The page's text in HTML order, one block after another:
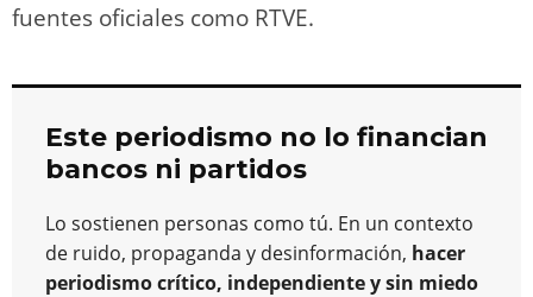
fuentes oficiales como RTVE​.
Este periodismo no lo financian
bancos ni partidos
Lo sostienen personas como tú. En un contexto
de ruido, propaganda y desinformación, hacer
periodismo crítico, independiente y sin miedo